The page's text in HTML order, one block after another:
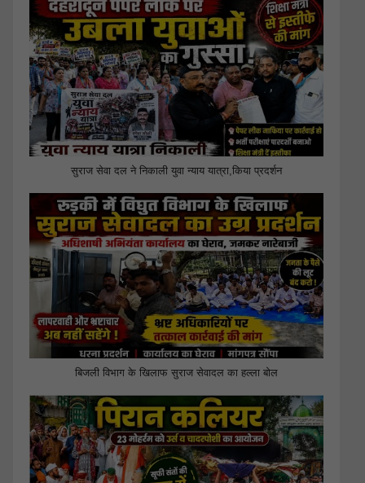
सुराज सेवा दल ने निकाली युवा न्याय यात्रा,किया प्रदर्शन
बिजली विभाग के खिलाफ सुराज सेवादल का हल्ला बोल